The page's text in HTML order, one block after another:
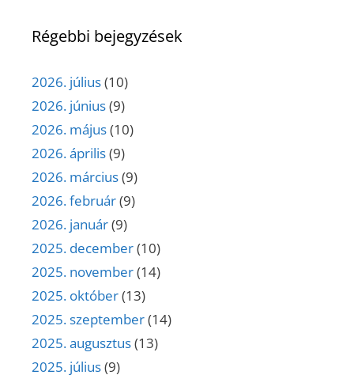
Régebbi bejegyzések
2026. július(10)
2026. június(9)
2026. május(10)
2026. április(9)
2026. március(9)
2026. február(9)
2026. január(9)
2025. december(10)
2025. november(14)
2025. október(13)
2025. szeptember(14)
2025. augusztus(13)
2025. július(9)